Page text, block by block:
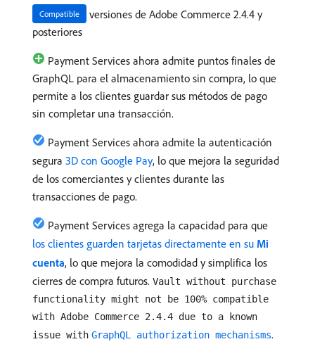
Compatible
versiones de Adobe Commerce 2.4.4 y
posteriores
Payment Services ahora admite puntos finales de
GraphQL para el almacenamiento sin compra, lo que
permite a los clientes guardar sus métodos de pago
sin completar una transacción.
Payment Services ahora admite la autenticación
segura 3D con Google Pay, lo que mejora la seguridad
de los comerciantes y clientes durante las
transacciones de pago.
Payment Services agrega la capacidad para que
los clientes guarden tarjetas directamente en su Mi
cuenta, lo que mejora la comodidad y simplifica los
cierres de compra futuros. Vault without purchase
functionality might not be 100% compatible
with Adobe Commerce 2.4.4 due to a known
issue with GraphQL authorization mechanisms.